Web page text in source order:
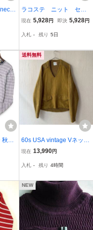
ー
ラコステ ニット セー
ター ドライバーズ
現在 5,928円 即決 5,928円
入札 - 残り 5日
秋冬
ー
ニ
送料無料
60s USA vintage Vネック
ニット セーター / マスタ
ンテージ K6-01035-9519
現在 13,990円
入札 - 残り 4時間
NEW